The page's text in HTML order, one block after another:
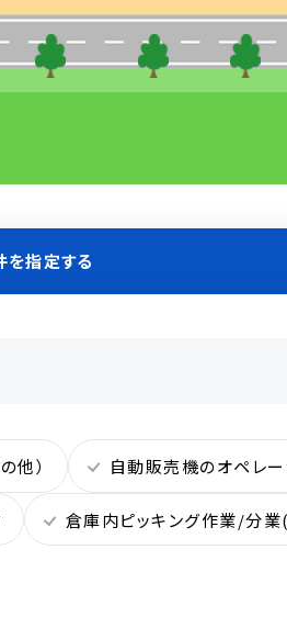
を指定する
他） 自動販売機のオペレ
倉庫内ピッキング作業/分